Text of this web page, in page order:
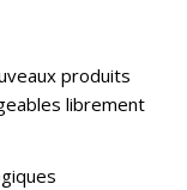
produits
librement